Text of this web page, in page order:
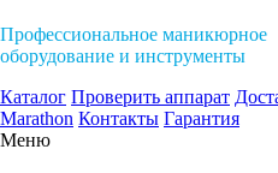
Профессиональное маникюрное
оборудование и инструменты
Каталог Проверить аппарат
Marathon Контакты Гарантия
Меню